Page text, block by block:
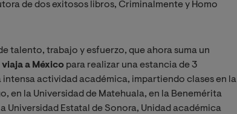
de dos exitosos libros, Criminalmente y Homo
talento, trabajo y esfuerzo, que ahora suma un
a México para realizar una estancia de 3
intensa actividad académica, impartiendo clases en la
en la Universidad de Matehuala, en la Benemérita
Universidad Estatal de Sonora, Unidad académica